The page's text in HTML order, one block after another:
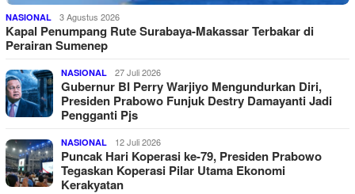
NASIONAL 3 Agustus 2026
Kapal Penumpang Rute Surabaya-Makassar Terbakar di
Perairan Sumenep
NASIONAL 27 Juli 2026
Gubernur BI Perry Warjiyo Mengundurkan Diri,
Presiden Prabowo Funjuk Destry Damayanti Jadi
Pengganti Pjs
NASIONAL 12 Juli 2026
Puncak Hari Koperasi ke-79, Presiden Prabowo
Tegaskan Koperasi Pilar Utama Ekonomi
Kerakyatan